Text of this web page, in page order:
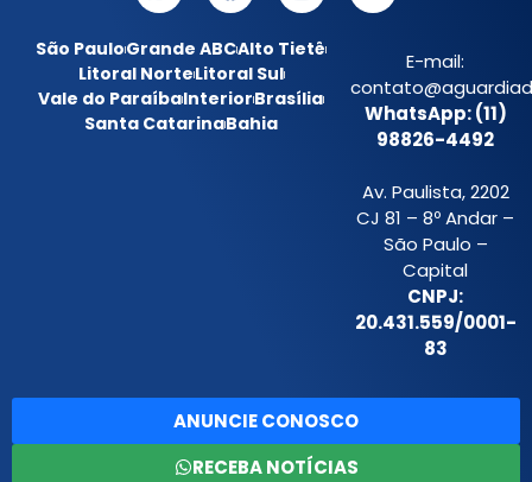
São PauloGrande ABCAlto Tietê
Litoral NorteLitoral Sul
Vale do ParaíbaInteriorBrasília
Santa CatarinaBahia
E-mail:
WhatsApp: (11)
98826-4492
Av. Paulista, 2202
CJ 81 – 8º Andar –
São Paulo –
Capital
CNPJ:
20.431.559/0001-
83
ANUNCIE CONOSCO
RECEBA NOTÍCIAS